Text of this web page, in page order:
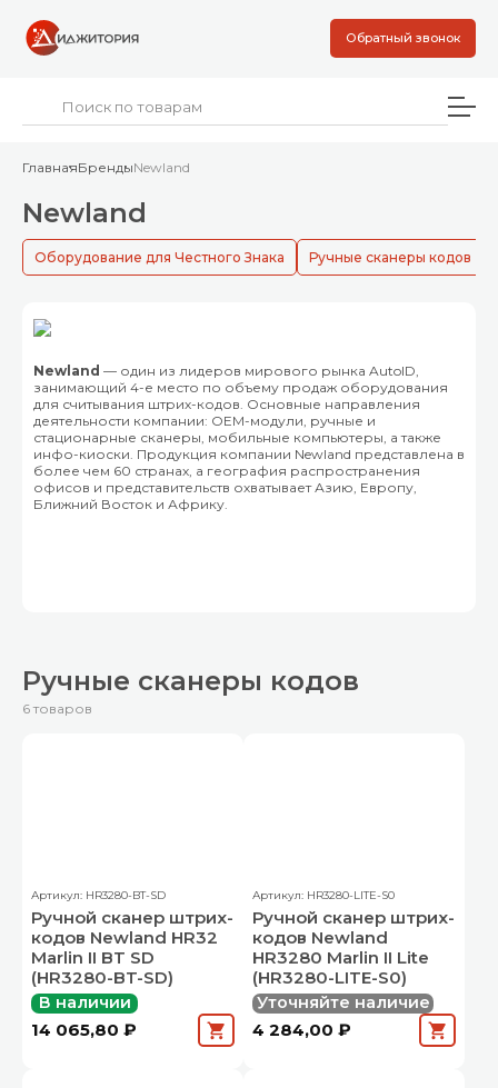
Обратный звонок
ГлавнаяБрендыNewland
Newland
Оборудование для Честного Знака Ручные сканеры кодов
Newland — один из лидеров мирового рынка AutoID,
занимающий 4-е место по объему продаж оборудования
для считывания штрих-кодов. Основные направления
деятельности компании: ОЕМ-модули, ручные и
стационарные сканеры, мобильные компьютеры, а также
инфо-киоски. Продукция компании Newland представлена в
более чем 60 странах, а география распространения
офисов и представительств охватывает Азию, Европу,
Ближний Восток и Африку.
Ручные сканеры кодов
6 товаров
Артикул: HR3280-BT-SD
Ручной сканер штрих-
кодов Newland HR32
Marlin II BT SD
(HR3280-BT-SD)
В наличии
14 065,80 ₽
Артикул: HR3280-LITE-S0
Ручной сканер штрих-
кодов Newland
HR3280 Marlin II Lite
(HR3280-LITE-S0)
Уточняйте наличие
4 284,00 ₽